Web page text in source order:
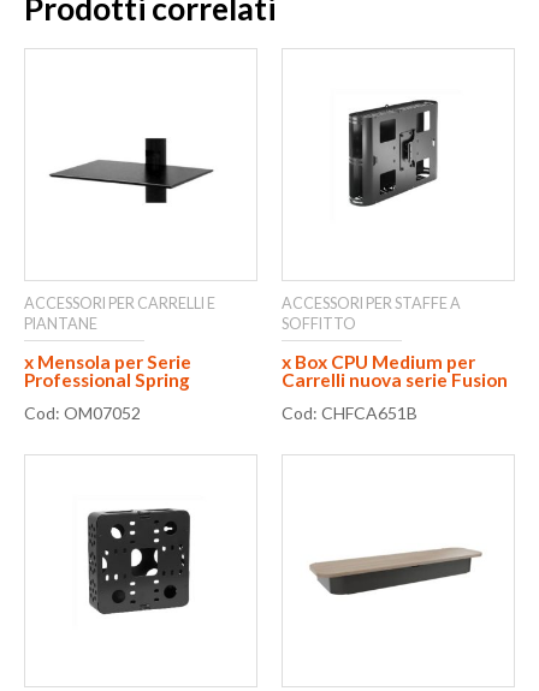
Prodotti correlati
ACCESSORI PER CARRELLI E
PIANTANE
x Mensola per Serie
Professional Spring
Cod: OM07052
ACCESSORI PER STAFFE A
SOFFITTO
x Box CPU Medium per
Carrelli nuova serie Fusion
Cod: CHFCA651B